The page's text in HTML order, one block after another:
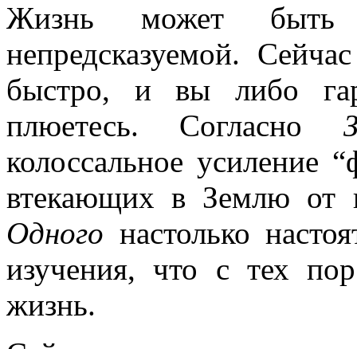
Жизнь может быть
непредсказуемой.
быстро, и вы либо
плюетесь. Согласно
колоссальное усиление
втекающих в Землю от
Одного настолько
изучения, что с тех
жизнь.